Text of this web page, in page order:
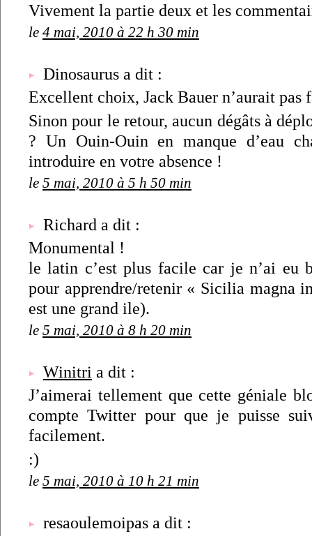
Vivement la partie deux et les
le 4 mai, 2010 à 22 h 30 min
Dinosaurus a dit :
Excellent choix, Jack Bauer n’aurait pas
Sinon pour le retour, aucun dégâts à
? Un Ouin-Ouin en manque d’eau
introduire en votre absence !
le 5 mai, 2010 à 5 h 50 min
Richard a dit :
Monumental !
le latin c’est plus facile car je n’ai eu
pour apprendre/retenir « Sicilia magna
est une grand ile).
le 5 mai, 2010 à 8 h 20 min
Winitri a dit :
J’aimerai tellement que cette géniale
compte Twitter pour que je puisse
facilement.
:)
le 5 mai, 2010 à 10 h 21 min
resaoulemoipas a dit :